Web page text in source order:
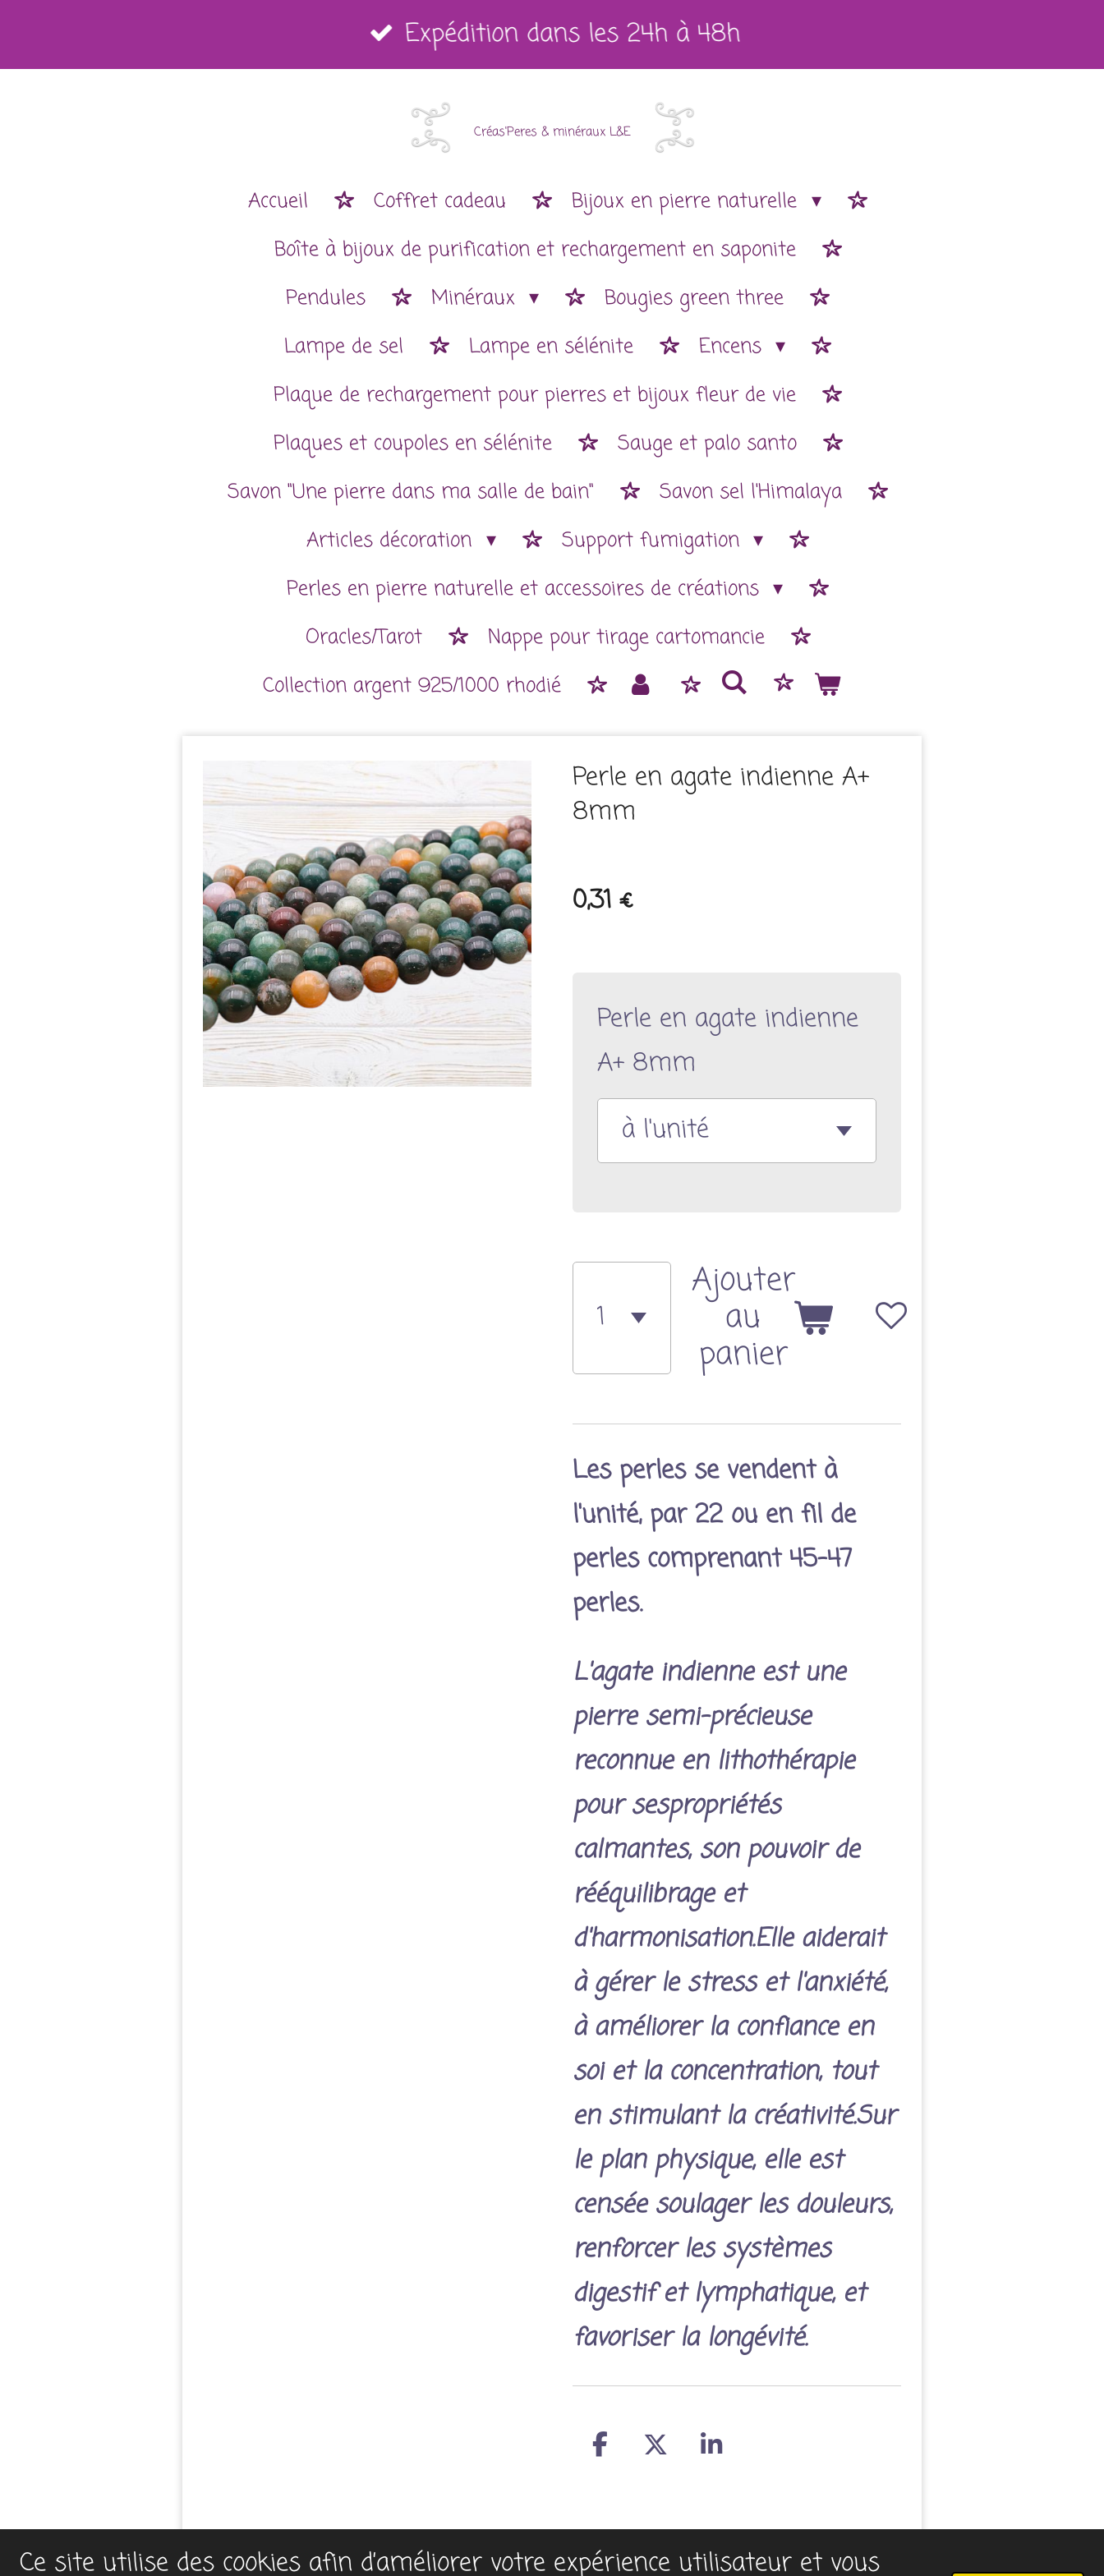
Ce site utilise des cookies afin d’améliorer votre expérience utilisateur et vous
au
Expédition dans les 24h à 48h
Créas'Peres & minéraux L&E
Accueil Coffret cadeau
Bijoux en pierre naturelle
Boîte à bijoux de purification et rechargement en saponite
Pendules
Minéraux
Bougies green three
Lampe de sel
Lampe en sélénite
Encens
Plaque de rechargement pour pierres et bijoux fleur de vie
Plaques et coupoles en sélénite
Sauge et palo santo
Savon "Une pierre dans ma salle de bain"
Savon sel l'Himalaya
Articles décoration
Support fumigation
Perles en pierre naturelle et accessoires de créations
Oracles/Tarot
Nappe pour tirage cartomancie
Collection argent 925/1000 rhodié
Perle en agate indienne A+
8mm
0,31 €
Perle en agate indienne
A+ 8mm
Ajouter
au
panier
Les perles se vendent à
l'unité, par 22 ou en fil de
perles comprenant 45-47
perles.
L'agate indienne est une
pierre semi-précieuse
reconnue en lithothérapie
pour sespropriétés
calmantes, son pouvoir de
rééquilibrage et
d'harmonisation.Elle aiderait
à gérer le stress et l'anxiété,
à améliorer la confiance en
soi et la concentration, tout
en stimulant la créativité.Sur
le plan physique, elle est
censée soulager les douleurs,
renforcer les systèmes
digestif et lymphatique, et
favoriser la longévité.
P
t
a
P
t
a
P
t
a